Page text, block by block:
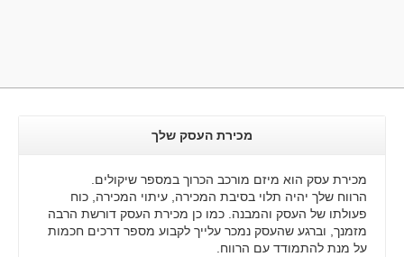
מכירת העסק שלך
מכירת עסק הוא מיזם מורכב הכרוך במספר שיקולים.
הרווח שלך יהיה תלוי בסיבת המכירה, עיתוי המכירה, כוח
פעולתו של העסק והמבנה. כמו כן מכירת העסק דורשת הרבה
מזמנך, וברגע שהעסק נמכר עלייך לקבוע מספר דרכים חכמות
על מנת להתמודד עם הרווח.